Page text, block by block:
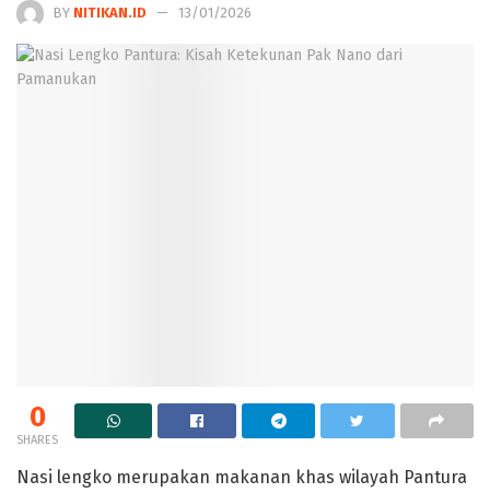
BY NITIKAN.ID 13/01/2026
0
SHARES
Nasi lengko merupakan makanan khas wilayah Pantura